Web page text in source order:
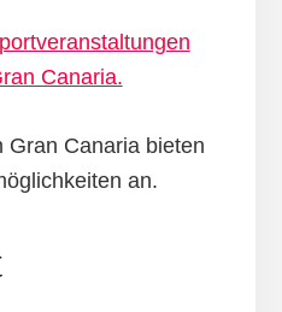
Canaria.
Gran Canaria bieten
an.